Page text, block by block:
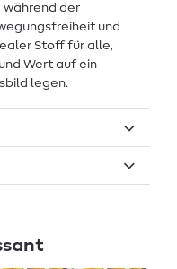
während der
und
Stoff für alle,
Wert auf ein
legen.